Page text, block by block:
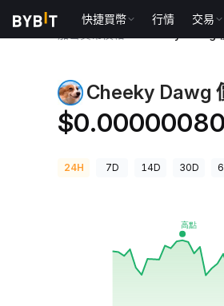
快捷買幣 行情 交易
Cheeky Dawg
24H 7D 14D 30D